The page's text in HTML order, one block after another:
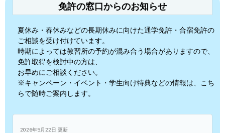
免許の窓口からのお知らせ
夏休み・春休みなどの長期休みに向けた通学免許・合宿免許の
ご相談を受け付けています。
時期によっては教習所の予約が混み合う場合がありますので、
免許取得を検討中の方は、
お早めにご相談ください。
※キャンペーン・イベント・学生向け特典などの情報は、こち
らで随時ご案内します。
2026年5月22日 更新